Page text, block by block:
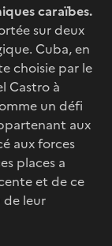
caraïbes.
sur deux
Cuba, en
choisie par le
Castro à
un défi
aux
aux forces
places a
et de ce
leur